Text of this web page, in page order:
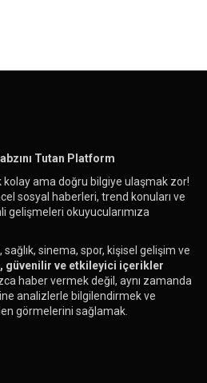
Tutan Platform
ama doğru bilgiye ulaşmak zor!
sosyal haberleri, trend konuları ve
gelişmeleri okuyucularımıza
sinema, spor, kişisel gelişim ve
güvenilir ve etkileyici içerikler
haber vermek değil, aynı zamanda
analizlerle bilgilendirmek ve
görmelerini sağlamak.